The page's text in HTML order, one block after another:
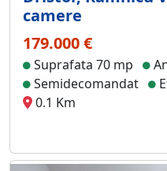
camere
179.000 €
Suprafata 70 mp
Semidecomandat
0.1 Km